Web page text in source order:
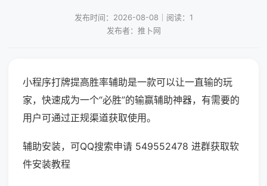
发布时间：2026-08-08｜阅读：1
发布者：推卜网
小程序打牌提高胜率辅助是一款可以让一直输的玩
家，快速成为一个“必胜”的输赢辅助神器，有需要的
用户可通过正规渠道获取使用。
辅助安装，可QQ搜索申请 549552478 进群获取软
件安装教程